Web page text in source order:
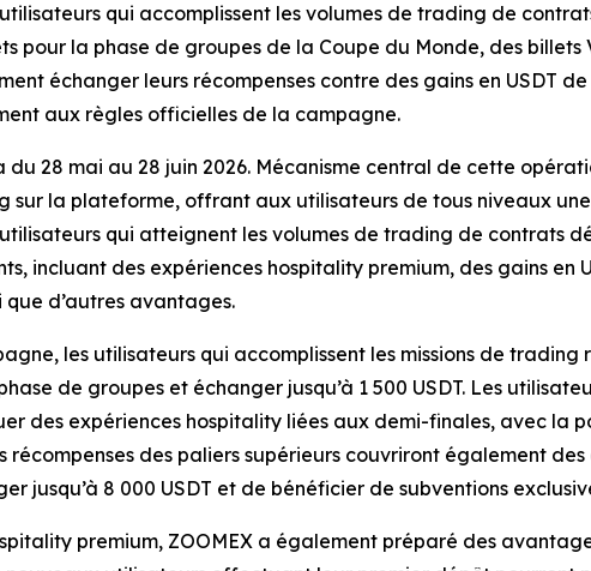
qui accomplissent les volumes de trading de
pour la phase de groupes de la Coupe du Monde, des
échanger leurs récompenses contre des gains en USDT
aux règles officielles de la campagne.
28 mai au 28 juin 2026. Mécanisme central de cette
sur la plateforme, offrant aux utilisateurs de tous niveaux
qui atteignent les volumes de trading de contrats
incluant des expériences hospitality premium, des gains en
d’autres avantages.
les utilisateurs qui accomplissent les missions de
de groupes et échanger jusqu’à 1 500 USDT. Les
des expériences hospitality liées aux demi-finales, avec la
récompenses des paliers supérieurs couvriront également
jusqu’à 8 000 USDT et de bénéficier de subventions
premium, ZOOMEX a également préparé des